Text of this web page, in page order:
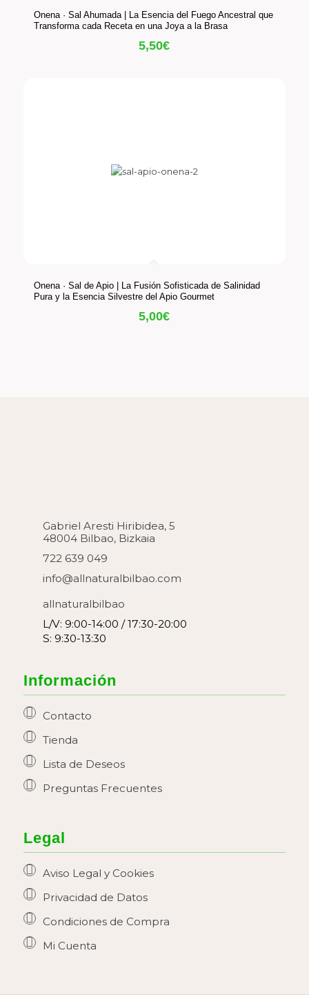
Onena · Sal Ahumada | La Esencia del Fuego Ancestral que
Transforma cada Receta en una Joya a la Brasa
5,50€
Onena · Sal de Apio | La Fusión Sofisticada de Salinidad
Pura y la Esencia Silvestre del Apio Gourmet
5,00€
Gabriel Aresti Hiribidea, 5
48004 Bilbao, Bizkaia
722 639 049
info@allnaturalbilbao.com
allnaturalbilbao
L/V: 9:00-14:00 / 17:30-20:00
S: 9:30-13:30
Información
Contacto
Tienda
Lista de Deseos
Preguntas Frecuentes
Legal
Aviso Legal y Cookies
Privacidad de Datos
Condiciones de Compra
Mi Cuenta